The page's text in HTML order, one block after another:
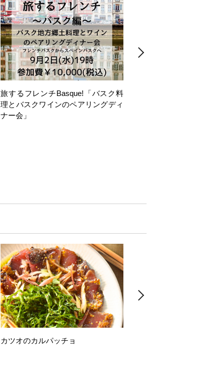
旅するフレンチBasque!「バスク料
理とバスクワインのペアリングディ
ナー会」
カツオのカルパッチョ